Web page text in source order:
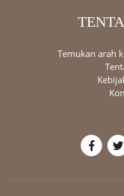
Temukan arah